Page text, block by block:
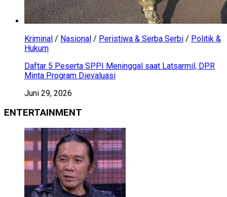
Kriminal / Nasional / Peristiwa & Serba Serbi / Politik &
Hukum
Daftar 5 Peserta SPPI Meninggal saat Latsarmil, DPR
Minta Program Dievaluasi
Juni 29, 2026
ENTERTAINMENT